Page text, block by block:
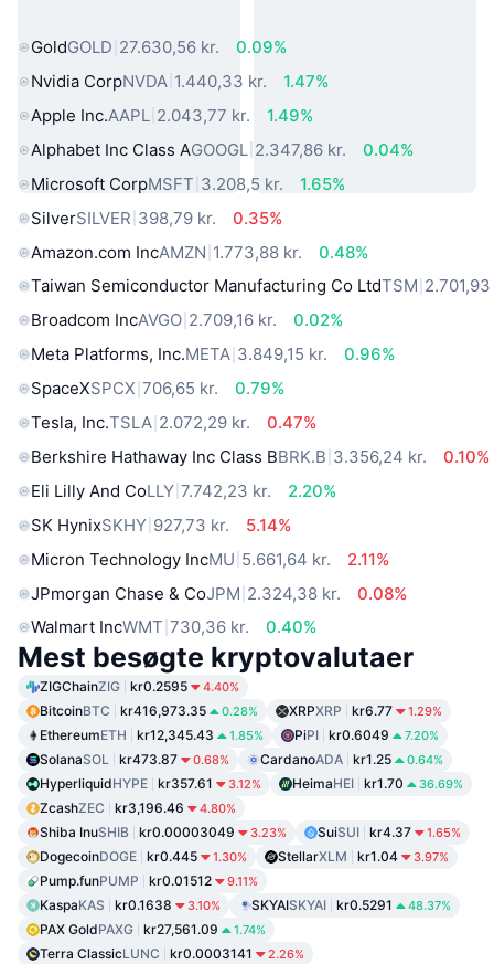
GoldGOLD 27.630,56 kr.
0.09%
Nvidia CorpNVDA 1.440,33 kr.
1.47%
Apple Inc.AAPL 2.043,77 kr.
1.49%
Alphabet Inc Class AGOOGL 2.347,86 kr.
0.04%
Microsoft CorpMSFT 3.208,5 kr.
1.65%
SilverSILVER 398,79 kr.
0.35%
Amazon.com IncAMZN 1.773,88 kr.
0.48%
Taiwan Semiconductor Manufacturing Co LtdTSM
Broadcom IncAVGO 2.709,16 kr.
0.02%
Meta Platforms, Inc.META 3.849,15 kr.
0.96%
SpaceXSPCX 706,65 kr.
0.79%
Tesla, Inc.TSLA 2.072,29 kr.
0.47%
Berkshire Hathaway Inc Class BBRK.B 3.356,24 kr.
0.10%
Eli Lilly And CoLLY 7.742,23 kr.
2.20%
SK HynixSKHY 927,73 kr.
5.14%
Micron Technology IncMU 5.661,64 kr.
2.11%
JPmorgan Chase & CoJPM 2.324,38 kr.
0.08%
Walmart IncWMT 730,36 kr. 0.40%
Mest besøgte kryptovalutaer
ZIGChainZIG kr0.2595 4.40%
BitcoinBTC kr416,973.35 0.28% XRPXRP kr6.77 1.29%
EthereumETH kr12,345.43 1.85% PiPI kr0.6049 7.20%
SolanaSOL kr473.87 0.68% CardanoADA kr1.25 0.64%
HyperliquidHYPE kr357.61 3.12% HeimaHEI kr1.70 36.69%
ZcashZEC kr3,196.46 4.80%
Shiba InuSHIB kr0.00003049 3.23% SuiSUI kr4.37 1.65%
DogecoinDOGE kr0.445 1.30% StellarXLM kr1.04 3.97%
Pump.funPUMP kr0.01512 9.11%
KaspaKAS kr0.1638 3.10% SKYAISKYAI kr0.5291 48.37%
PAX GoldPAXG kr27,561.09 1.74%
Terra ClassicLUNC kr0.0003141 2.26%